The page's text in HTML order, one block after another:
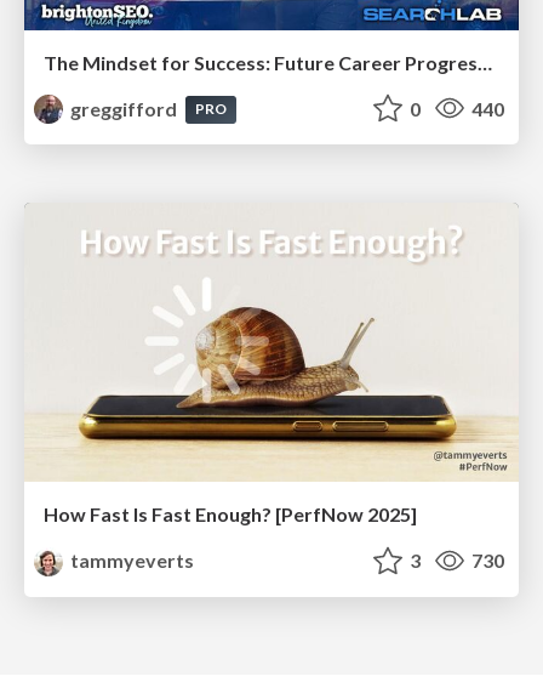
greggifford
PRO 0 440
How Fast Is Fast Enough? [PerfNow 2025]
tammyeverts
3 730